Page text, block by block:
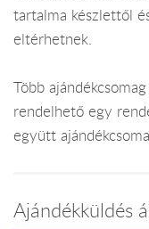
tartalma készlettől
eltérhetnek.
Több
rendelhető egy
együtt
Ajándékküldés